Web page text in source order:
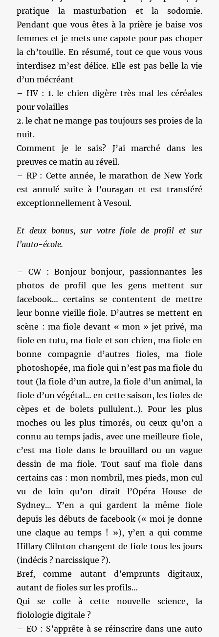
pratique la masturbation et la sodomie.
Pendant que vous êtes à la prière je baise vos
femmes et je mets une capote pour pas choper
la ch’touille. En résumé, tout ce que vous vous
interdisez m’est délice. Elle est pas belle la vie
d’un mécréant
– HV : 1. le chien digère très mal les céréales
pour volailles
2. le chat ne mange pas toujours ses proies de la
nuit.
Comment je le sais? J’ai marché dans les
preuves ce matin au réveil.
– RP : Cette année, le marathon de New York
est annulé suite à l’ouragan et est transféré
exceptionnellement à Vesoul.
Et deux bonus, sur votre fiole de profil et sur
l’auto-école.
– CW : Bonjour bonjour, passionnantes les
photos de profil que les gens mettent sur
facebook… certains se contentent de mettre
leur bonne vieille fiole. D’autres se mettent en
scène : ma fiole devant « mon » jet privé, ma
fiole en tutu, ma fiole et son chien, ma fiole en
bonne compagnie d’autres fioles, ma fiole
photoshopée, ma fiole qui n’est pas ma fiole du
tout (la fiole d’un autre, la fiole d’un animal, la
fiole d’un végétal… en cette saison, les fioles de
cèpes et de bolets pullulent..). Pour les plus
moches ou les plus timorés, ou ceux qu’on a
connu au temps jadis, avec une meilleure fiole,
c’est ma fiole dans le brouillard ou un vague
dessin de ma fiole. Tout sauf ma fiole dans
certains cas : mon nombril, mes pieds, mon cul
vu de loin qu’on dirait l’Opéra House de
Sydney… Y’en a qui gardent la même fiole
depuis les débuts de facebook (« moi je donne
une claque au temps ! »), y’en a qui comme
Hillary Clilnton changent de fiole tous les jours
(indécis ? narcissique ?).
Bref, comme autant d’emprunts digitaux,
autant de fioles sur les profils…
Qui se colle à cette nouvelle science, la
fiolologie digitale ?
– EO : S’apprête à se réinscrire dans une auto